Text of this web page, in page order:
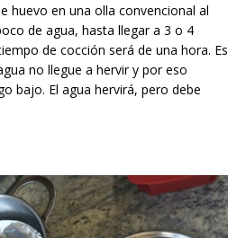
huevo en una olla convencional al
de agua, hasta llegar a 3 o 4
de cocción será de una hora. Es
no llegue a hervir y por eso
bajo. El agua hervirá, pero debe